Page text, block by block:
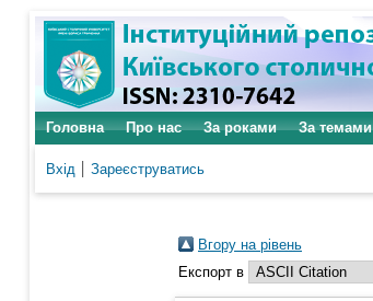
Головна Про нас За роками За темами
Вхід Зареєструватись
Вгору на рівень
Експорт в